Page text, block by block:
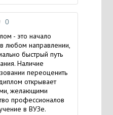
0
- это начало
любом направлении,
быстрый путь
Наличие
переоценить
открывает
желающими
профессионалов
в ВУЗе.